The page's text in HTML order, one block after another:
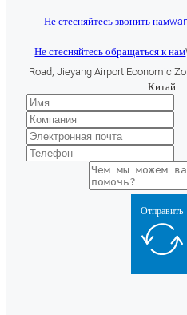
Не стесняйтесь звонить нам
Не стесняйтесь обращаться к нам
Road, Jieyang Airport Economic
Китай
Отправить